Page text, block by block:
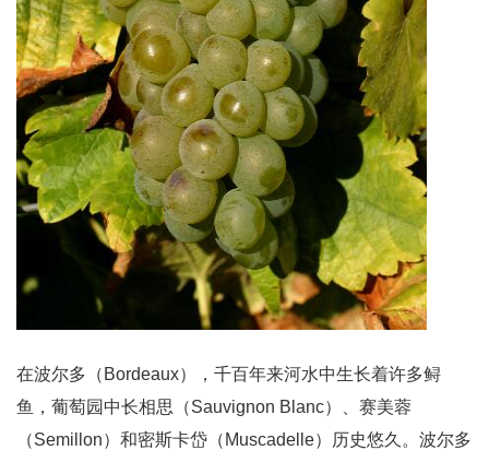
在波尔多（Bordeaux），千百年来河水中生长着许多鲟
鱼，葡萄园中长相思（Sauvignon Blanc）、赛美蓉
（Semillon）和密斯卡岱（Muscadelle）历史悠久。波尔多